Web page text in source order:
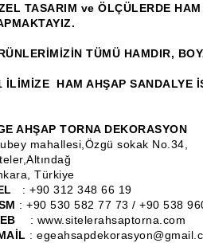
TASARIM ve ÖLÇÜLERDE
TÜMÜ HAMDIR,
İLİMİZE HAM AHŞAP SANDALYE
AHŞAP TORNA DEKORASYON
mahallesi,Özgü sokak No.34,
Türkiye
: +90 312 348 66 19
: +90 530 582 77 73 / +90 538
: www.sitelerahsaptorna.com
: